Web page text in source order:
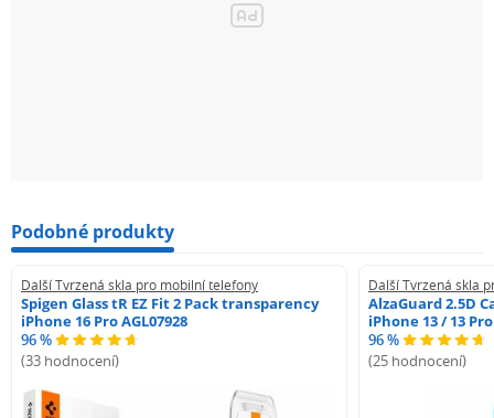
Podobné produkty
Další Tvrzená skla pro mobilní telefony
Spigen Glass tR EZ Fit 2 Pack transparency
iPhone 16 Pro AGL07928
96 %
(33 hodnocení)
Další Tvrzená skla
AlzaGuard 2.5D
iPhone 13 / 13 Pro
96 %
(25 hodnocení)